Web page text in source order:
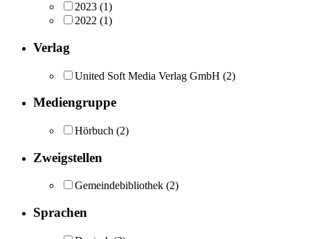
2023 (1)
2022 (1)
Verlag
United Soft Media Verlag GmbH (2)
Mediengruppe
Hörbuch (2)
Zweigstellen
Gemeindebibliothek (2)
Sprachen